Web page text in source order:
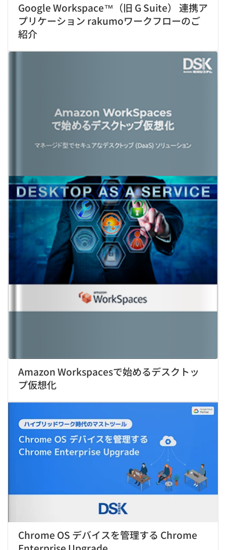
Google Workspace™（旧 G Suite） 連携ア
プリケーション rakumoワークフローのご
紹介
Amazon Workspacesで始めるデスクトッ
プ仮想化
Chrome OS デバイスを管理する Chrome